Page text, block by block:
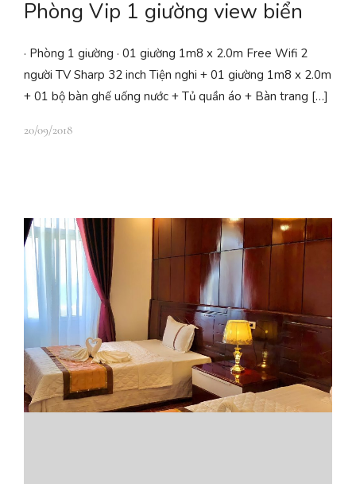
Phòng Vip 1 giường view biển
· Phòng 1 giường · 01 giường 1m8 x 2.0m Free Wifi 2
người TV Sharp 32 inch Tiện nghi + 01 giường 1m8 x 2.0m
+ 01 bộ bàn ghế uống nước + Tủ quần áo + Bàn trang […]
20/09/2018